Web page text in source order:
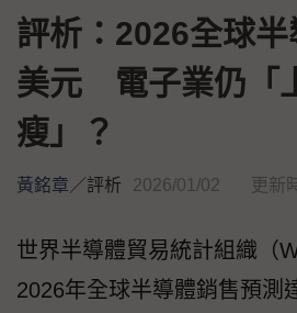
評析：2026全球
美元 電子業仍「
瘦」？
黃銘章 ／評析 2026/01/02 更新
世界半導體貿易統計組織（
2026年全球半導體銷售預測